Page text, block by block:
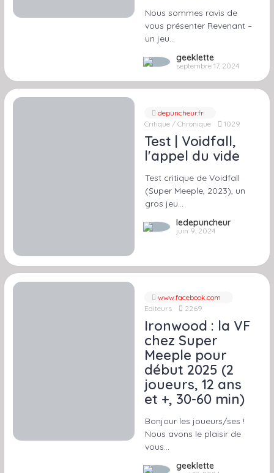
Nous sommes ravis de
vous présenter Revenant –
un jeu…
geeklette
septembre 17, 2024
depuncheur.fr
Critique / Chronique
1029
Test | Voidfall,
l'appel du vide
Test critique de Voidfall
(Super Meeple, 2023), un
gros jeu…
ledepuncheur
juin 9, 2024
www.facebook.com
Editeurs
2269
Ironwood : la VF
chez Super
Meeple pour
début 2025 (2
joueurs, 12 ans
et +, 30-60 min)
Bonjour les joueurs/ses !
Nous avons le plaisir de
vous…
geeklette